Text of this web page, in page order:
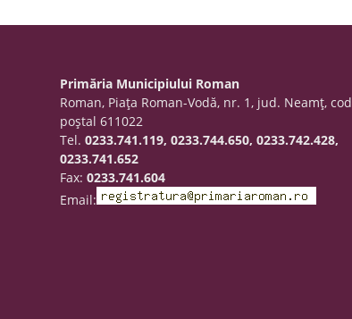
Primăria Municipiului Roman
Roman, Piaţa Roman-Vodă, nr. 1, jud. Neamţ, cod
poştal 611022
Tel.0233.741.119, 0233.744.650, 0233.742.428,
0233.741.652
Fax:0233.741.604
Email: